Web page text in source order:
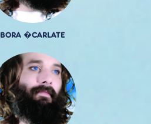
BORA �CARLATE